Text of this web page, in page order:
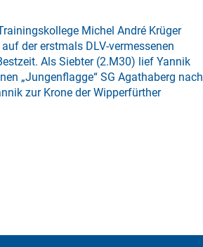
Michel André Krüger
der erstmals DLV-vermessenen
Als Siebter (2.M30) lief Yannik
„Jungenflagge“ SG Agathaberg nach
zur Krone der Wipperfürther